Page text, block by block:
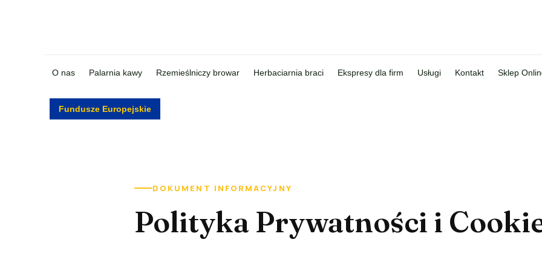
O nas Palarnia kawy Rzemieślniczy browar Herbaciarnia braci Ekspresy dla firm Usługi Kontakt Sklep
Fundusze Europejskie
DOKUMENT INFORMACYJNY
Polityka Prywatności i